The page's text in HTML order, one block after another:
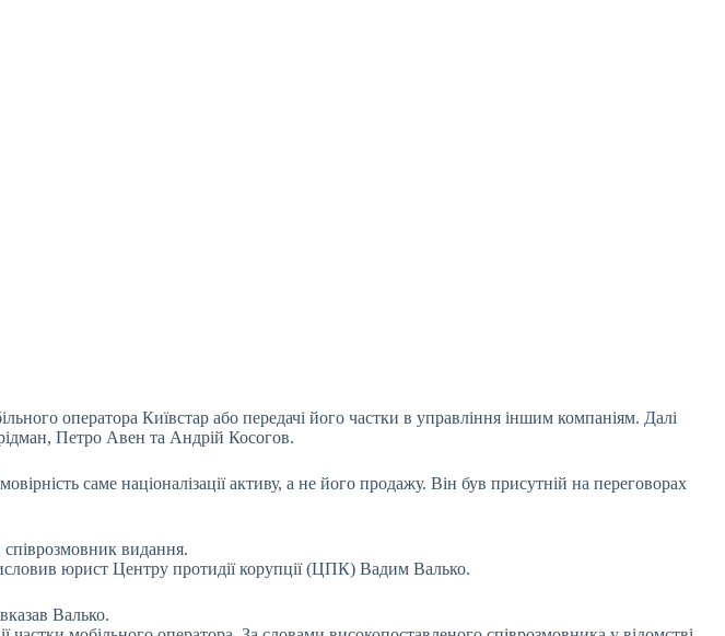
оператора Київстар або передачі його частки в управління іншим компаніям. Далі
Петро Авен та Андрій Косогов.
саме націоналізації активу, а не його продажу. Він був присутній на переговорах
співрозмовник видання.
юрист Центру протидії корупції (ЦПК) Вадим Валько.
Валько.